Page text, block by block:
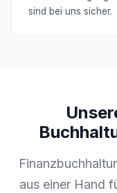
sind bei uns sicher.
aus einer Hand